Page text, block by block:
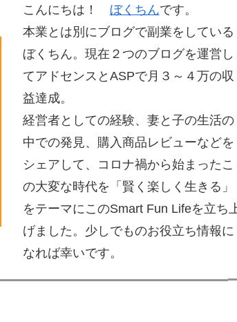
こんにちは！ ぼくちんです。
本業とは別にブログで副業をしている
ぼくちん。現在２つのブログを運営し
てアドセンスとASPで月３～４万の収
益達成。
経営者としての経験、妻と子の生活の
中での発見、購入商品レビューなどを
シェアして、コロナ禍から始まったこ
の大変な時代を「賢く楽しく生きる」
をテーマにこのSmart Fun Lifeを立ち
げました。少しでものお役立ち情報に
なれば幸いです。